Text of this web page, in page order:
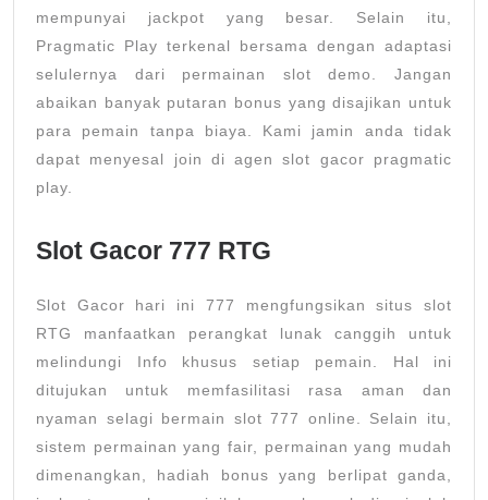
mempunyai jackpot yang besar. Selain itu,
Pragmatic Play terkenal bersama dengan adaptasi
selulernya dari permainan slot demo. Jangan
abaikan banyak putaran bonus yang disajikan untuk
para pemain tanpa biaya. Kami jamin anda tidak
dapat menyesal join di agen slot gacor pragmatic
play.
Slot Gacor 777 RTG
Slot Gacor hari ini 777 mengfungsikan situs slot
RTG manfaatkan perangkat lunak canggih untuk
melindungi Info khusus setiap pemain. Hal ini
ditujukan untuk memfasilitasi rasa aman dan
nyaman selagi bermain slot 777 online. Selain itu,
sistem permainan yang fair, permainan yang mudah
dimenangkan, hadiah bonus yang berlipat ganda,